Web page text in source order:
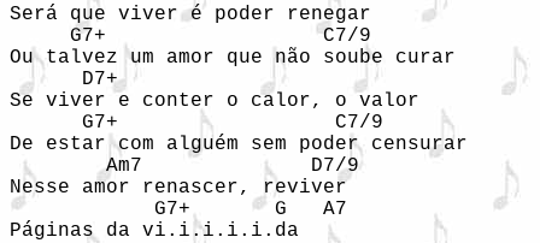
Será que viver é poder renegar
     G7+                  C7/9
Ou talvez um amor que não soube curar
      D7+
Se viver e conter o calor, o valor
      G7+                  C7/9
De estar com alguém sem poder censurar
        Am7              D7/9
Nesse amor renascer, reviver
            G7+       G   A7
Páginas da vi.i.i.i.i.da